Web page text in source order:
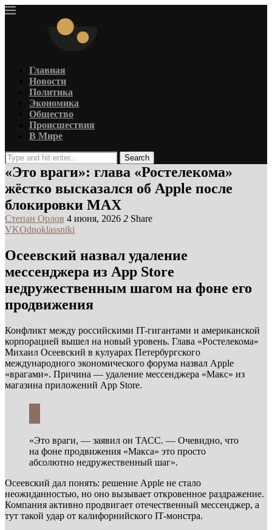
Главная
Новости
Политика
Экономика
Общество
Происшествия
В Мире
Search
«Это враги»: глава «Ростелекома»
жёстко высказался об Apple после
блокировки MAX
Степан Орлов 4 июня, 2026 2 Share
VKOdnoklassniki
Осеевский назвал удаление
мессенджера из App Store
недружественным шагом на фоне его
продвижения
Конфликт между российскими IT-гигантами и американской
корпорацией вышел на новый уровень. Глава «Ростелекома»
Михаил Осеевский в кулуарах Петербургского
международного экономического форума назвал Apple
«врагами». Причина — удаление мессенджера «Макс» из
магазина приложений App Store.
«Это враги, — заявил он ТАСС. — Очевидно, что
на фоне продвижения «Макса» это просто
абсолютно недружественный шаг».
Осеевский дал понять: решение Apple не стало
неожиданностью, но оно вызывает откровенное раздражение.
Компания активно продвигает отечественный мессенджер, а
тут такой удар от калифорнийского IT-монстра.